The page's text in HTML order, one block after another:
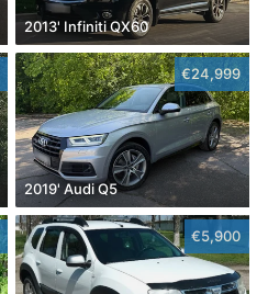
2013' Infiniti QX60
€24,999
2019' Audi Q5
€5,900